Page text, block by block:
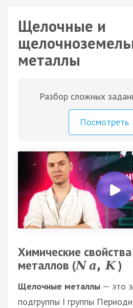
Щелочные и
металлы
Разбор сложных
Посмотреть
Химические
металлов (Na, K )
Щелочные металлы — это
подгруппы I группы